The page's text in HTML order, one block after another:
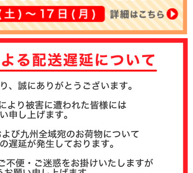
注文履歴
お支払いについて
よくある質問
商品ガイド